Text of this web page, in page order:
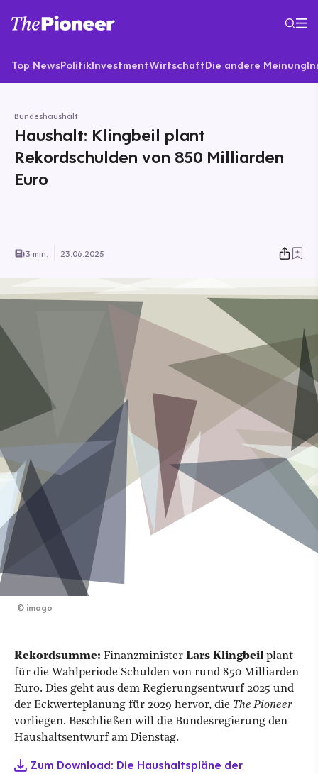
Top NewsPolitikInvestmentWirtschaftDie andere Meinung
Bundeshaushalt
Haushalt: Klingbeil plant
Rekordschulden von 850 Milliarden
Euro
3 min. 23.06.2025
© imago
Rekordsumme: Finanzminister Lars Klingbeil plant
für die Wahlperiode Schulden von rund 850 Milliarden
Euro. Dies geht aus dem Regierungsentwurf 2025 und
der Eckwerteplanung für 2029 hervor, die The Pioneer
vorliegen. Beschließen will die Bundesregierung den
Haushaltsentwurf am Dienstag.
Zum Download: Die Haushaltspläne der